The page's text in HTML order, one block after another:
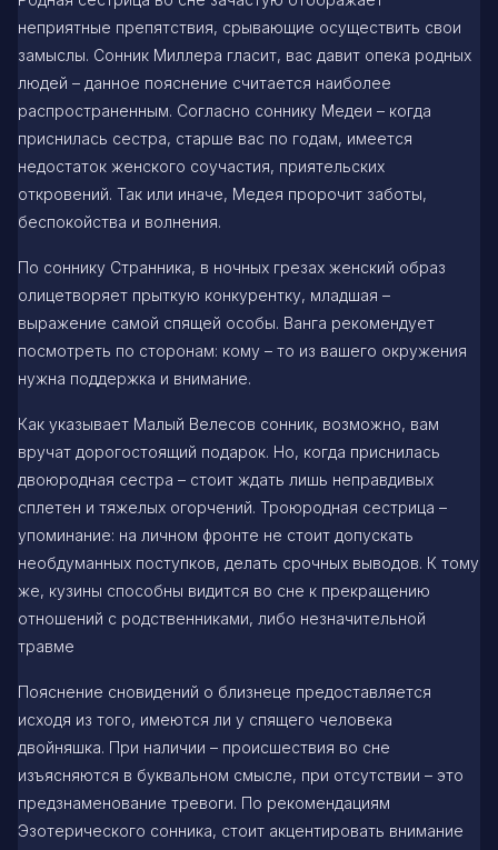
неприятные препятствия, срывающие осуществить свои
замыслы. Сонник Миллера гласит, вас давит опека родных
людей – данное пояснение считается наиболее
распространенным. Согласно соннику Медеи – когда
приснилась сестра, старше вас по годам, имеется
недостаток женского соучастия, приятельских
откровений. Так или иначе, Медея пророчит заботы,
беспокойства и волнения.
По соннику Странника, в ночных грезах женский образ
олицетворяет прыткую конкурентку, младшая –
выражение самой спящей особы. Ванга рекомендует
посмотреть по сторонам: кому – то из вашего окружения
нужна поддержка и внимание.
Как указывает Малый Велесов сонник, возможно, вам
вручат дорогостоящий подарок. Но, когда приснилась
двоюродная сестра – стоит ждать лишь неправдивых
сплетен и тяжелых огорчений. Троюродная сестрица –
упоминание: на личном фронте не стоит допускать
необдуманных поступков, делать срочных выводов. К тому
же, кузины способны видится во сне к прекращению
отношений с родственниками, либо незначительной
травме
Пояснение сновидений о близнеце предоставляется
исходя из того, имеются ли у спящего человека
двойняшка. При наличии – происшествия во сне
изъясняются в буквальном смысле, при отсутствии – это
предзнаменование тревоги. По рекомендациям
Эзотерического сонника, стоит акцентировать внимание